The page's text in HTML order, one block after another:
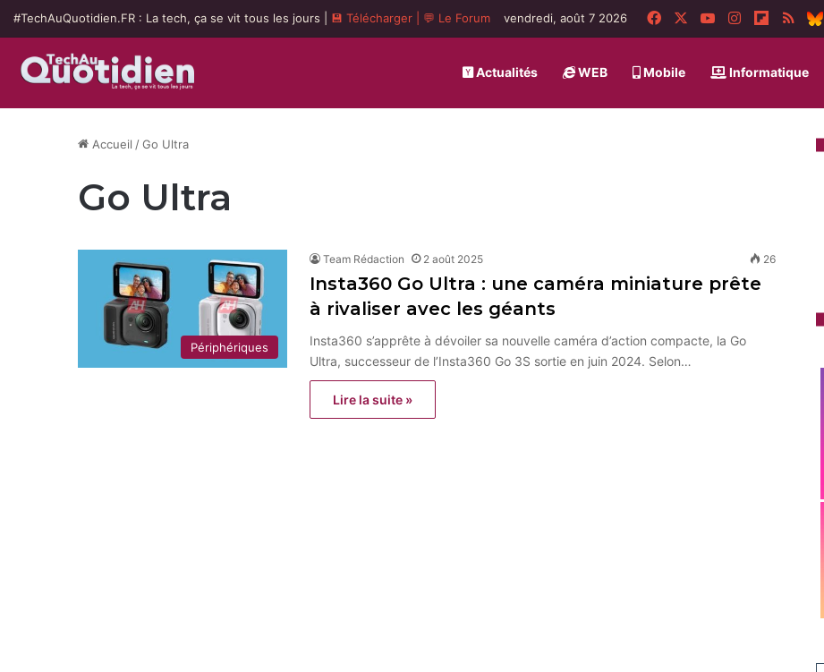
#TechAuQuotidien.FR : La tech, ça se vit tous les jours | 💾 Télécharger 💬 Le Forum vendredi, août 7 2026 FacebookYouTubeInstagramFlipboard
RSS
Actualités WEB Mobile Informatique
Accueil /Go Ultra
Go Ultra
Périphériques
Team Rédaction 2 août 2025 26
Insta360 Go Ultra : une caméra miniature prête
à rivaliser avec les géants
Insta360 s’apprête à dévoiler sa nouvelle caméra d’action compacte, la Go
Ultra, successeur de l’Insta360 Go 3S sortie en juin 2024. Selon…
Lire la suite »